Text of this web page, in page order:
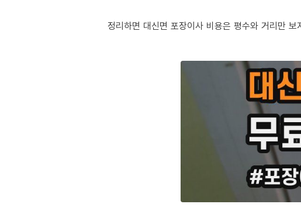
정리하면 대신면 포장이사 비용은 평수와 거리만